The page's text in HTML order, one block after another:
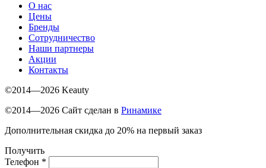
О нас
Цены
Бренды
Сотрудничество
Наши партнеры
Акции
Контакты
©2014—2026 Keauty
©2014—2026 Сайт сделан в Ринамике
Дополнительная скидка до 20% на первый заказ
Получить
Телефон *